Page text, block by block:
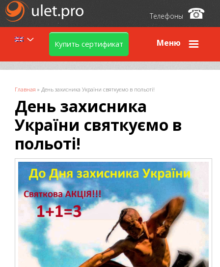
Телефоны ☎
Купить сертификат Меню
Вы здесь
Главная » День захисника України святкуємо в польоті!
День захисника
України святкуємо в
польоті!